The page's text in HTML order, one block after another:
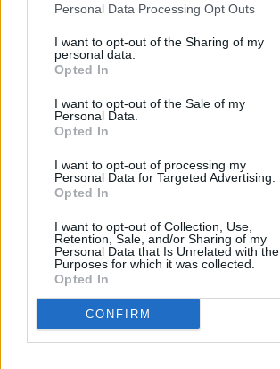
Personal Data Processing Opt Outs
I want to opt-out of the Sharing of my
personal data.
Opted In
I want to opt-out of the Sale of my
Personal Data.
Opted In
I want to opt-out of processing my
Personal Data for Targeted Advertising.
Opted In
I want to opt-out of Collection, Use,
Retention, Sale, and/or Sharing of my
Personal Data that Is Unrelated with the
Purposes for which it was collected.
Opted In
CONFIRM